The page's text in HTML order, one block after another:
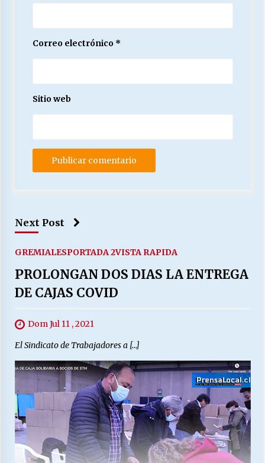
Correo electrónico *
Sitio web
Next Post
GREMIALESPORTADA 2VISTA RAPIDA
PROLONGAN DOS DIAS LA ENTREGA
DE CAJAS COVID
Dom Jul 11 , 2021
El Sindicato de Trabajadores a […]